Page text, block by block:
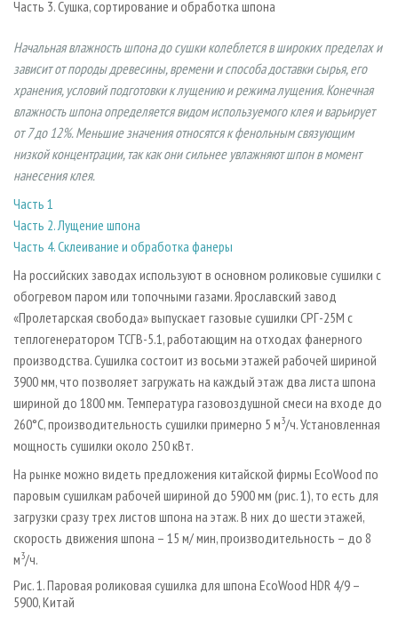
СУШКА ДРЕВЕСИНЫ
ПРОИЗВОДСТВО ДРЕВЕСНЫХ ПЛИТ
ДЕРЕВЯННОЕ ДОМОСТРОЕНИЕ
ПРОИЗВОДСТВО МЕБЕЛИ
БИОЭНЕРГЕТИКА
ЦБП
ПЕРСОНЫ
МОБИЛЬНЫЕ ВЫСТАВКИ
ОФИЦИАЛЬНЫЕ ДЕЛЕГАЦИИ
ПРИОРИТЕТНЫЕ ИНВЕСТПРОЕКТЫ
RUSSIAN FORESTRY REVIEW
ГАЗЕТА ЛЕСПРОМФОРУМ
КОНТАКТЫ
РЕКЛАМА
РЕКЛАМА НА САЙТЕ
Часть 3. Сушка, сортирование и обработка шпона
Начальная влажность шпона до сушки колеблется в широких пределах и
зависит от породы древесины, времени и способа доставки сырья, его
хранения, условий подготовки к лущению и режима лущения. Конечная
влажность шпона определяется видом используемого клея и варьирует
от 7 до 12%. Меньшие значения относятся к фенольным связующим
низкой концентрации, так как они сильнее увлажняют шпон в момент
нанесения клея.
Часть 1
Часть 2. Лущение шпона
Часть 4. Склеивание и обработка фанеры
На российских заводах используют в основном роликовые сушилки с
обогревом паром или топочными газами. Ярославский завод
«Пролетарская свобода» выпускает газовые сушилки СРГ-25М с
теплогенератором ТСГВ-5.1, работающим на отходах фанерного
производства. Сушилка состоит из восьми этажей рабочей шириной
3900 мм, что позволяет загружать на каждый этаж два листа шпона
шириной до 1800 мм. Температура газовоздушной смеси на входе до
260°С, производительность сушилки примерно 5 м3/ч. Установленная
мощность сушилки около 250 кВт.
На рынке можно видеть предложения китайской фирмы EcoWood по
паровым сушилкам рабочей шириной до 5900 мм (рис. 1), то есть для
загрузки сразу трех листов шпона на этаж. В них до шести этажей,
скорость движения шпона – 15 м/ мин, производительность – до 8
м3/ч.
Рис. 1. Паровая роликовая сушилка для шпона EcoWood HDR 4/9 –
5900, Китай